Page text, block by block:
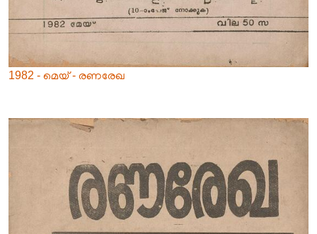
1982 - മെയ് - രണരേഖ